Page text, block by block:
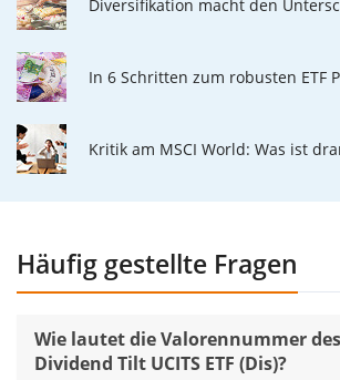
Diversifikation macht den
In 6 Schritten zum robusten ETF
Kritik am MSCI World: Was ist
Häufig gestellte Fragen
Wie lautet die Valorennummer
Dividend Tilt UCITS ETF (Dis)?